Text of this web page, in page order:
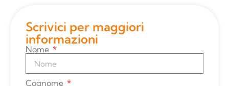
Scrivici per maggiori
informazioni
Nome
Cognome